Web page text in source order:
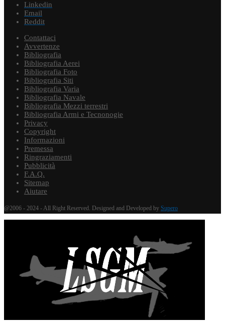
Linkedin
Email
Reddit
Contattaci
Avvertenze
Bibliografia
Bibliografia Aerei
Bibliografia Foto
Bibliografia Siti
Bibliografia Varia
Bibliografia Navale
Bibliografia Mezzi terrestri
Bibliografia Armi e Tecnonogie
Privacy
Copyright
Informazioni
Premessa
Ringraziamenti
Pubblicità
F.A.Q.
Sitemap
Aiutare
@2006 - 2024 - All Right Reserved. Designed and Developed by Supero